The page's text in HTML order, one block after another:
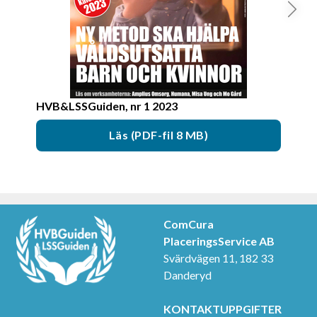
information som du har tillhandahållit eller som de har
samlat in när du har använt deras tjänster.
HVB&LSSGuiden, nr 1 2023
Läs (PDF-fil 8 MB)
ComCura
PlaceringsService AB
Svärdvägen 11, 182 33
Danderyd
KONTAKTUPPGIFTER